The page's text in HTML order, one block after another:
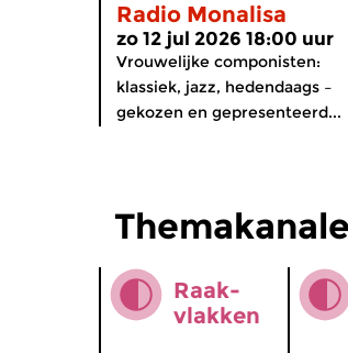
Radio Monalisa
zo 12 jul 2026 18:00 uur
Vrouwelijke componisten:
klassiek, jazz, hedendaags –
gekozen en gepresenteerd...
Raak­
vlakken